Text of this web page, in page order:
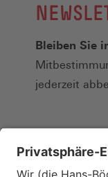
Bleiben Sie
jederzeit